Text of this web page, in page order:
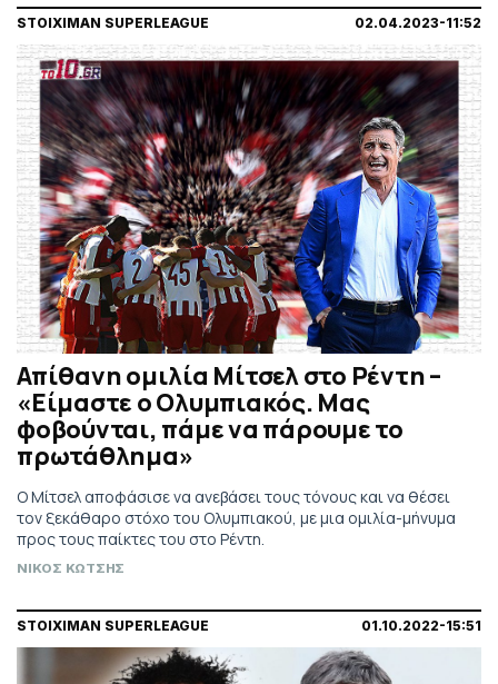
STOIXIMAN SUPERLEAGUE 02.04.2023-11:52
Απίθανη ομιλία Μίτσελ στο Ρέντη –
«Είμαστε ο Ολυμπιακός. Μας
φοβούνται, πάμε να πάρουμε το
πρωτάθλημα»
Ο Μίτσελ αποφάσισε να ανεβάσει τους τόνους και να θέσει
τον ξεκάθαρο στόχο του Ολυμπιακού, με μια ομιλία-μήνυμα
προς τους παίκτες του στο Ρέντη.
ΝΙΚΟΣ ΚΩΤΣΗΣ
STOIXIMAN SUPERLEAGUE 01.10.2022-15:51